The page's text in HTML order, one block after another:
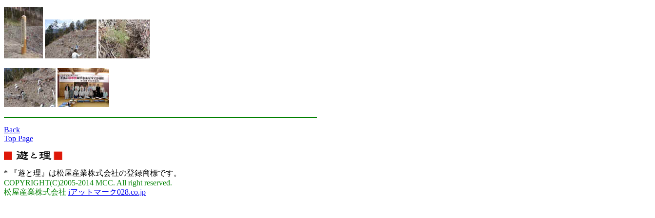
Back
Top Page
* 『遊と理』は松屋産業株式会社の登録商標です。
COPYRIGHT(C)2005-2014 MCC. All right reserved.
松屋産業株式会社 iアットマーク028.co.jp